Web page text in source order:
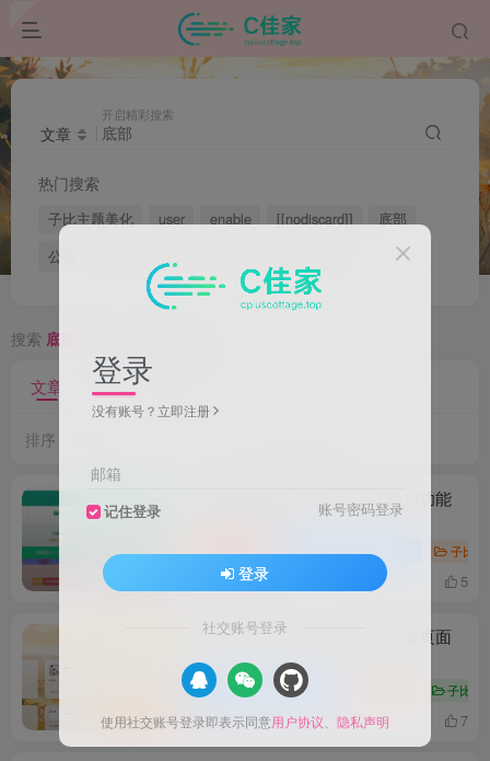
文章
开启精彩搜索
热门搜索
子比主题美化 user enable [[nodiscard]]
底部
公告
搜索 底部
文章 用户
排序
子比主题美化：高泛用私信用户功能
付费阅读 ￥5 WordPress主题 | 后端 子比主
3个月前 5
子比主题美化：独立的友情链接页面
WordPress主题 | 后端 子比主
4个月前 7
登录
没有账号？立即注册
邮箱
记住登录 账号密码登录
登录
社交账号登录
使用社交账号登录即表示同意用户协议 隐私声明